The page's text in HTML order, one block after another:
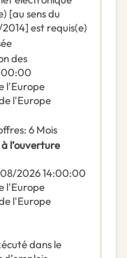
[au sens du
est requis(e)
des
l'Europe
l'Europe
: 6 Mois
l’ouverture
202614:00:00
l'Europe
l'Europe
dans le